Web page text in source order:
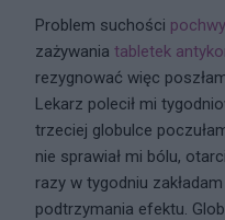
Problem suchości pochwy
zażywania tabletek
rezygnować więc
Lekarz polecił mi
trzeciej globulce
nie sprawiał mi bólu,
razy w tygodniu
podtrzymania efektu.